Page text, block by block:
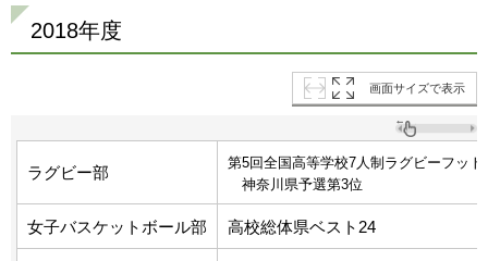
2018年度
画面サイズで表示
ラグビー部
第5回全国高等学校7人制ラグビーフット
神奈川県予選第3位
女子バスケットボール部 高校総体県ベスト24